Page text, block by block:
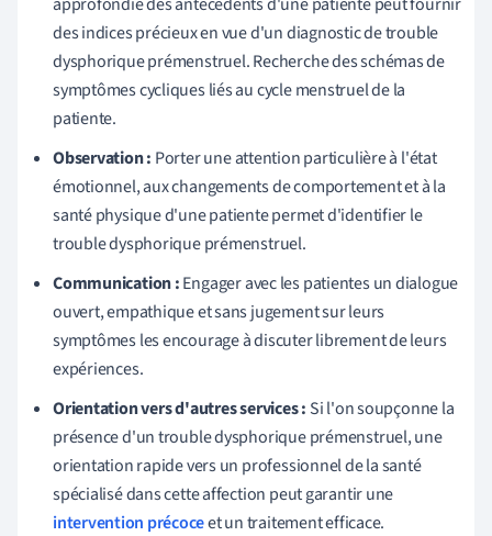
des indices précieux en vue d'un diagnostic de trouble
dysphorique prémenstruel. Recherche des schémas de
symptômes cycliques liés au cycle menstruel de la
patiente.
Observation : Porter une attention particulière à l'état
émotionnel, aux changements de comportement et à la
santé physique d'une patiente permet d'identifier le
trouble dysphorique prémenstruel.
Communication :Engager avec les patientes un dialogue
ouvert, empathique et sans jugement sur leurs
symptômes les encourage à discuter librement de leurs
expériences.
Orientation vers d'autres services : Si l'on soupçonne la
présence d'un trouble dysphorique prémenstruel, une
orientation rapide vers un professionnel de la santé
spécialisé dans cette affection peut garantir une
intervention précoceet un traitement efficace.